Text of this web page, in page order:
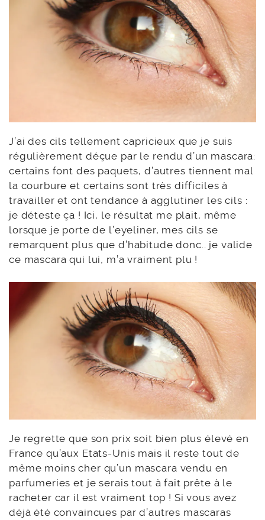
J’ai des cils tellement capricieux que je suis
régulièrement déçue par le rendu d’un mascara:
certains font des paquets, d’autres tiennent mal
la courbure et certains sont très difficiles à
travailler et ont tendance à agglutiner les cils :
je déteste ça ! Ici, le résultat me plait, même
lorsque je porte de l’eyeliner, mes cils se
remarquent plus que d’habitude donc.. je valide
ce mascara qui lui, m’a vraiment plu !
Je regrette que son prix soit bien plus élevé en
France qu’aux Etats-Unis mais il reste tout de
même moins cher qu’un mascara vendu en
parfumeries et je serais tout à fait prête à le
racheter car il est vraiment top ! Si vous avez
déjà été convaincues par d’autres mascaras